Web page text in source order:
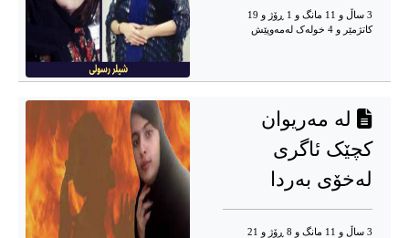
3 ساڵ و 11 مانگ و 1 ڕۆژ و 19
کاتژمێر و 4 خوله‌ک له‌مه‌وپێش‌
لە مەریوان
کچێک ئاگری
لەخۆی بەردا
3 ساڵ و 11 مانگ و 8 ڕۆژ و 21